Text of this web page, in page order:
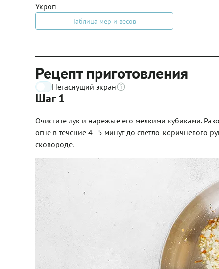
Укроп
Таблица мер и весов
Рецепт приготовления
Негаснущий экран
Шаг 1
Очистите лук и нарежьте его мелкими кубиками.
огне в течение 4–5 минут до светло-коричневого
сковороде.